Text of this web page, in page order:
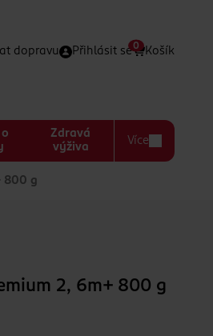
dopravu Přihlásit se Košík
0
o
Zdravá
výživa
Více
800 g
2, 6m+ 800 g